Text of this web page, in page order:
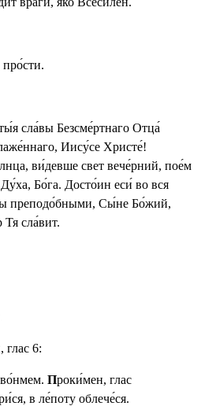
про́сти.
сла́вы Безсме́ртнаго Отца́
Иису́се Христе́!
ви́девше свет вече́рний, пое́м
Бо́га. Досто́ин еси́ во вся
преподо́бными, Сы́не Бо́жий,
сла́вит.
6:
Проки́мен, глас
в ле́поту облече́ся.